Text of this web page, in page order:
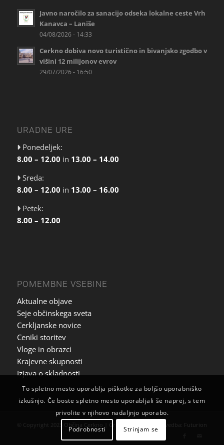
Javno naročilo za sanacijo odseka lokalne ceste Vrh
Kanavca – Laniše
04/08/2026 - 14:33
Cerkno dobiva novo turistično in bivanjsko zgodbo v
višini 12 milijonov evrov
29/07/2026 - 16:50
URADNE URE
Ponedeljek:
8.00 – 12.00 in 13.00 – 14.00
Sreda:
8.00 – 12.00 in 13.00 – 16.00
Petek:
8.00 – 12.00
POMEMBNE VSEBINE
Aktualne objave
Seje občinskega sveta
Cerkljanske novice
Ceniki storitev
Vloge in obrazci
Krajevne skupnosti
Izjava o skladnosti
© Copyright 2023 Občina Cerkno | Grafična zasnova in izvedba: Futurion
To spletno mesto uporablja piškotke za boljšo uporabniško
izkušnjo. Če boste spletno mesto uporabljali še naprej, s tem
privolite v njihovo nadaljnjo uporabo.
Podrobnosti
Strinjam se